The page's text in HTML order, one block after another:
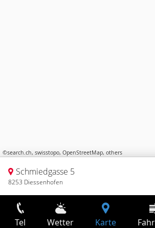
©search.ch, swisstopo, OpenStreetMap, others
Schmiedgasse 5
8253 Diessenhofen
Tel Wetter Karte